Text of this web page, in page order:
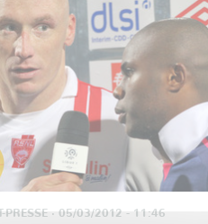
PRESSE · 05/03/2012 - 11:46